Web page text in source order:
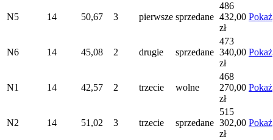
N5 14 50,67 3 pierwsze sprzedane
486
432,00
zł
Pokaż
N6 14 45,08 2 drugie sprzedane
473
340,00
zł
Pokaż
N1 14 42,57 2 trzecie wolne
468
270,00
zł
Pokaż
N2 14 51,02 3 trzecie sprzedane
515
302,00
zł
Pokaż